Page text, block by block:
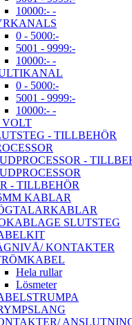
10000:- -
0 - 5000:-
5001 - 9999:-
10000:- -
0 - 5000:-
5001 - 9999:-
10000:- -
VOLT
- TILLBEHÖR
-
- TILLBEHÖR
KABLAR
SLUTSTEG
KONTAKTER
Hela rullar
Lösmeter